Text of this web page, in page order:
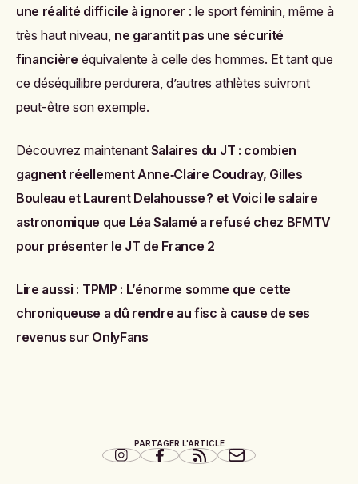
une réalité difficile à ignorer : le sport féminin, même à
très haut niveau, ne garantit pas une sécurité
financière équivalente à celle des hommes. Et tant que
ce déséquilibre perdurera, d’autres athlètes suivront
peut-être son exemple.
Découvrez maintenant Salaires du JT : combien
gagnent réellement Anne‑Claire Coudray, Gilles
Bouleau et Laurent Delahousse ? et Voici le salaire
astronomique que Léa Salamé a refusé chez BFMTV
pour présenter le JT de France 2
Lire aussi : TPMP : L’énorme somme que cette
chroniqueuse a dû rendre au fisc à cause de ses
revenus sur OnlyFans
PARTAGER L'ARTICLE